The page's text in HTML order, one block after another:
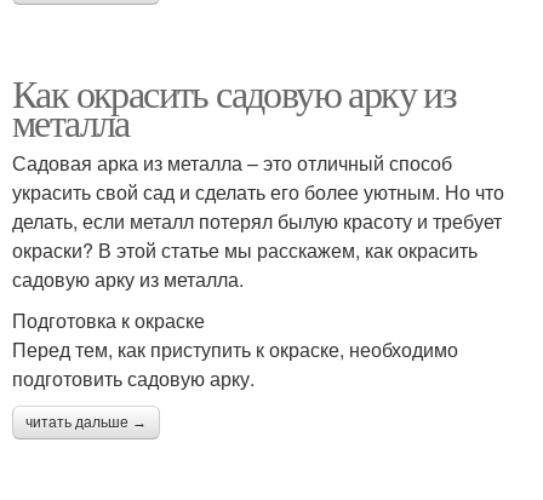
Как окрасить садовую арку из
металла
Садовая арка из металла – это отличный способ
украсить свой сад и сделать его более уютным. Но что
делать, если металл потерял былую красоту и требует
окраски? В этой статье мы расскажем, как окрасить
садовую арку из металла.
Подготовка к окраске
Перед тем, как приступить к окраске, необходимо
подготовить садовую арку.
читать дальше →